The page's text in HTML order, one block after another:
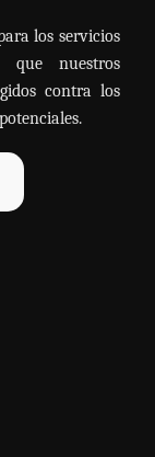
los servicios
que nuestros
contra los